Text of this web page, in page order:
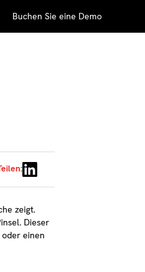
Buchen Sie eine Demo
zeigt.
Dieser
einen